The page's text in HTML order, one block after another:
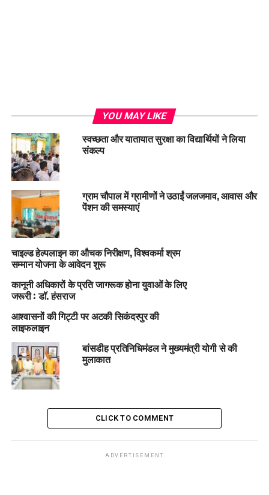
YOU MAY LIKE
स्वच्छता और यातायात सुरक्षा का विद्यार्थियों ने लिया
संकल्प
ग्राम चौपाल में ग्रामीणों ने उठाईं जलजमाव, आवास और
पेंशन की समस्याएं
चाइल्ड हेल्पलाइन का औचक निरीक्षण, विश्वकर्मा श्रम
सम्मान योजना के आवेदन शुरू
कानूनी अधिकारों के प्रति जागरूक होना युवाओं के लिए
जरूरी : डॉ. हंसराज
आश्वासनों की गिट्टी पर अटकी सिकंदरपुर की
लाइफलाइन
बांसडीह प्रतिनिधिमंडल ने मुख्यमंत्री योगी से की
मुलाकात
CLICK TO COMMENT
ADVERTISEMENT